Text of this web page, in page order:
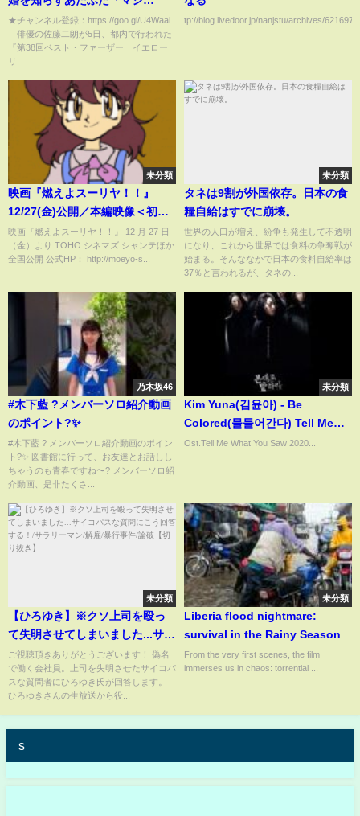
で！？知らなかった！」 『第
38回ベスト・ファーザー イエ
ローリボン賞』授賞式
★チャンネル登録：https://goo.gl/U4Waal
俳優の佐藤二朗が5日、都内で行われた
『第38回ベスト・ファーザー イエロー
リ...
tp://blog.livedoor.jp/nanjstu/archives/
未分類
映画『燃えよスーリヤ！！』
12/27(金)公開／本編映像＜初恋
のあの子が最強女子編＞
映画『燃えよスーリヤ！！』 12 月 27 日
（金）より TOHO シネマズ シャンテほか
全国公開 公式HP： http://moeyo-s...
未分類
タネは9割が外国依存。日本の食
糧自給はすでに崩壊。
世界の人口が増え、紛争も発生して不透明
になり、これから世界では食料の争奪戦が
始まる。そんななかで日本の食料自給率は
37％と言われるが、タネの...
乃木坂46
#木下藍 ?メンバーソロ紹介動画
のポイント?✨
#木下藍 ? メンバーソロ紹介動画のポイン
ト?✨ 図書館に行って、お友達とお話しし
ちゃうのも青春ですね〜? メンバーソロ紹
介動画、是非たくさ...
未分類
Kim Yuna(김윤아) - Be
Colored(물들어간다) Tell Me
What You Saw
Ost.Tell Me What You Saw 2020...
未分類
【ひろゆき】※クソ上司を殴っ
て失明させてしまいました...サイ
コパスな質問にこう回答する！/
サラリーマン/解雇/暴行事件/論破
【切り抜き】
ご視聴頂きありがとうございます！ 偽名
で働く会社員。上司を失明させたサイコパ
スな質問者にひろゆき氏が回答します。
ひろゆきさんの生放送から役...
未分類
Liberia flood nightmare:
survival in the Rainy Season
From the very first scenes, the film
immerses us in chaos: torrential ...
s